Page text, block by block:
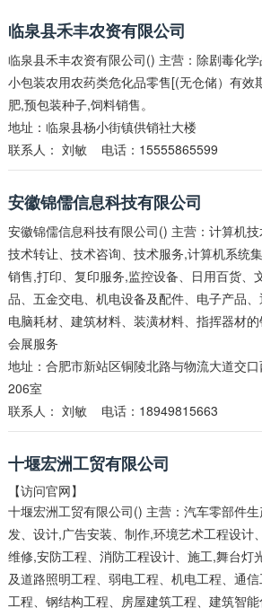
临泉县禾丰农资有限公司
临泉县禾丰农资有限公司() 主营：除剧毒化
小包装农用农药类危化品零售[(无仓储）有效
肥,预包装种子,饲料销售。
地址：临泉县杨小街镇供销社大楼
联系人： 刘敏 电话：15555865599
安徽锦儒信息科技有限公司
安徽锦儒信息科技有限公司() 主营：计算机技
技术转让、技术咨询、技术服务,计算机系统
销售,打印、复印服务,监控设备、日用百货、
品、五金交电、机电设备及配件、电子产品、
电脑耗材、建筑材料、装潢材料、指挥器材
会展服务
地址：合肥市新站区铜陵北路与物流大道交
206室
联系人： 刘敏 电话：18949815663
十堰宏洲工贸有限公司
【访问官网】
十堰宏洲工贸有限公司() 主营：汽车零部件
发、设计,广告安装、制作,环境艺术工程设计
维修,安防工程、消防工程设计、施工,舞台灯
及道路照明工程、弱电工程、机电工程、通
工程、钢结构工程、房屋建筑工程、建筑智